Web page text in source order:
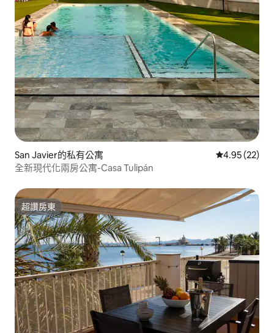
San Javier的私有公寓 從 22 則評價
4.95 (22)
全新現代化兩房公寓-Casa Tulipán
超讚房東
超讚房東